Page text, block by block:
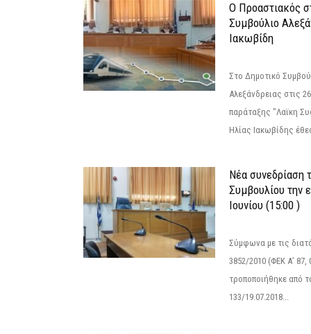
Ο Προαστιακός
Συμβούλιο
Ιακωβίδη
Στο Δημοτικό
Αλεξάνδρειας στις
παράταξης "Λαϊκη
Ηλίας Ιακωβίδης
Νέα συνεδρίαση
Συμβουλίου την
Ιουνίου (15:00 )
Σύμφωνα με τις
3852/2010 (ΦΕΚ Α’ 87,
τροποποιήθηκε από
133/19.07.2018...